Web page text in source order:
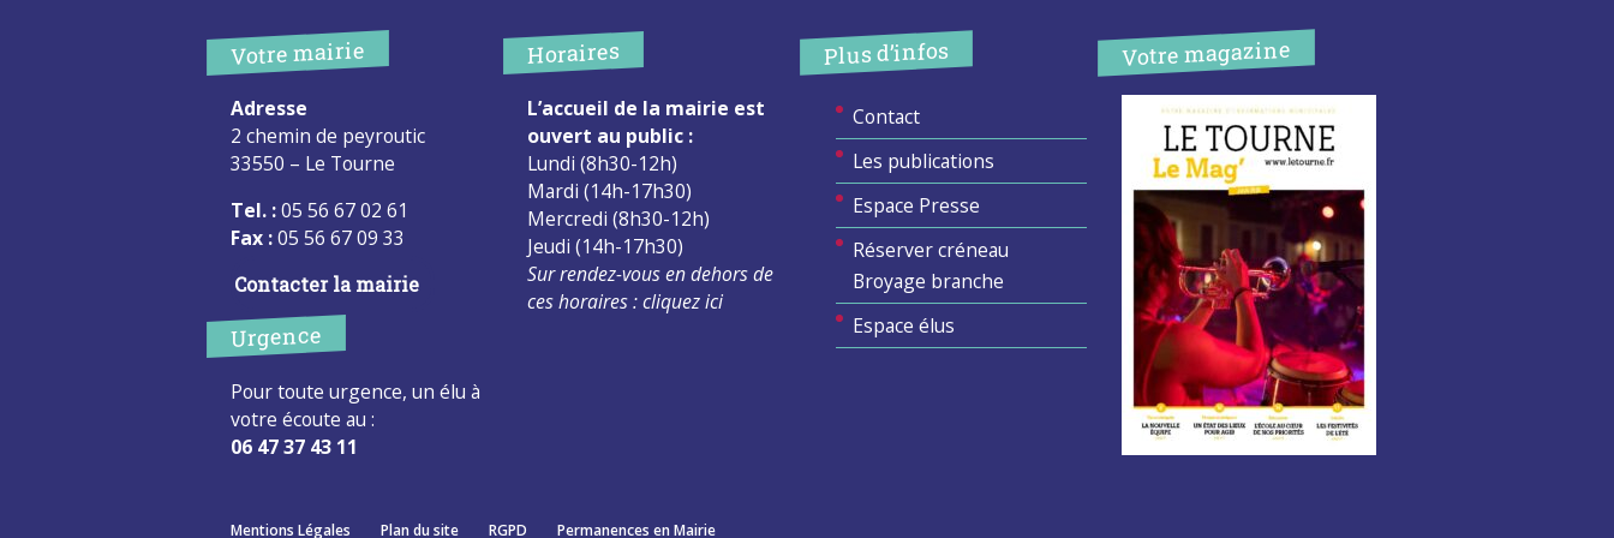
Votre mairie
Adresse
2 chemin de peyroutic
33550 – Le Tourne
Tel. :05 56 67 02 61
Fax :05 56 67 09 33
Contacter la mairie
Urgence
Pour toute urgence, un élu à
votre écoute au :
06 47 37 43 11
Horaires
L’accueil de la mairie est
ouvert au public :
Lundi (8h30-12h)
Mardi (14h-17h30)
Mercredi (8h30-12h)
Jeudi (14h-17h30)
Sur rendez-vous en dehors de
ces horaires :cliquez ici
Plus d’infos
Contact
Les publications
Espace Presse
Réserver créneau
Broyage branche
Espace élus
Votre magazine
Mentions Légales Plan du site RGPD Permanences en Mairie